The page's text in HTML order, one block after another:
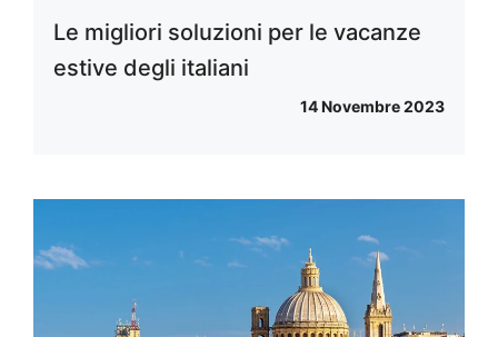
Le migliori soluzioni per le vacanze
estive degli italiani
14 Novembre 2023